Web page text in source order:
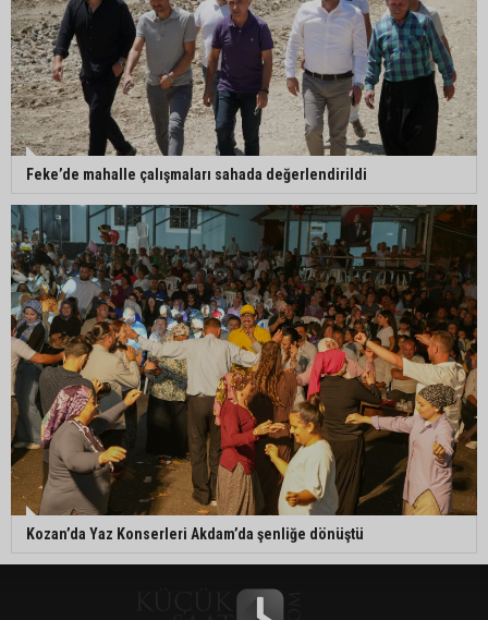
Feke’de mahalle çalışmaları sahada değerlendirildi
Kozan’da Yaz Konserleri Akdam’da şenliğe dönüştü